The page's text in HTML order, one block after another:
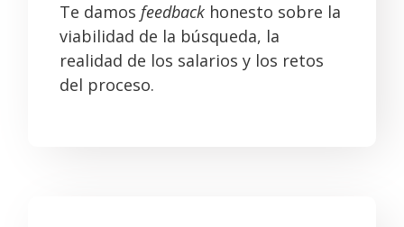
Te damosfeedback honesto sobre la
viabilidad de la búsqueda, la
realidad de los salarios y los retos
del proceso.